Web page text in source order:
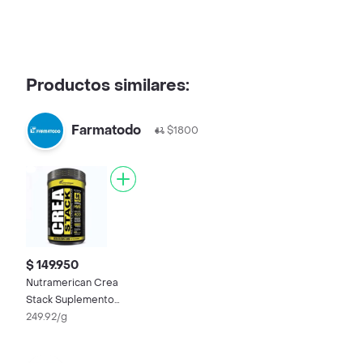
Productos similares:
Farmatodo $1800
$ 149.950
Nutramerican Crea
Stack Suplemento
Alimenticio Sabor a
249.92/g